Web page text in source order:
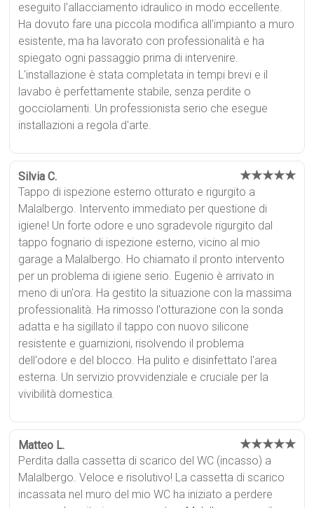
eseguito l'allacciamento idraulico in modo eccellente.
Ha dovuto fare una piccola modifica all'impianto a muro
esistente, ma ha lavorato con professionalità e ha
spiegato ogni passaggio prima di intervenire.
L'installazione è stata completata in tempi brevi e il
lavabo è perfettamente stabile, senza perdite o
gocciolamenti. Un professionista serio che esegue
installazioni a regola d'arte.
Silvia C. ★★★★★
Tappo di ispezione esterno otturato e rigurgito a
Malalbergo. Intervento immediato per questione di
igiene! Un forte odore e uno sgradevole rigurgito dal
tappo fognario di ispezione esterno, vicino al mio
garage a Malalbergo. Ho chiamato il pronto intervento
per un problema di igiene serio. Eugenio è arrivato in
meno di un'ora. Ha gestito la situazione con la massima
professionalità. Ha rimosso l'otturazione con la sonda
adatta e ha sigillato il tappo con nuovo silicone
resistente e guarnizioni, risolvendo il problema
dell'odore e del blocco. Ha pulito e disinfettato l'area
esterna. Un servizio provvidenziale e cruciale per la
vivibilità domestica.
Matteo L. ★★★★★
Perdita dalla cassetta di scarico del WC (incasso) a
Malalbergo. Veloce e risolutivo! La cassetta di scarico
incassata nel muro del mio WC ha iniziato a perdere